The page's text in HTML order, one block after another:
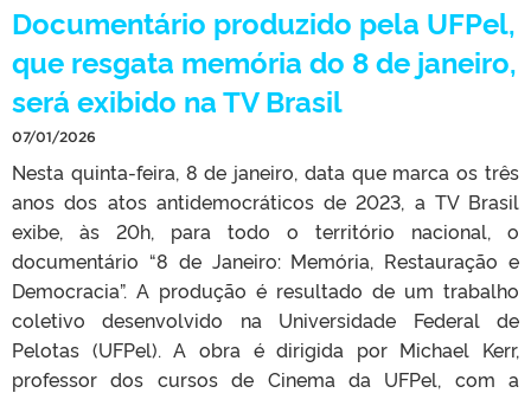
Documentário produzido pela UFPel,
que resgata memória do 8 de janeiro,
será exibido na TV Brasil
07/01/2026
Nesta quinta-feira, 8 de janeiro, data que marca os três
anos dos atos antidemocráticos de 2023, a TV Brasil
exibe, às 20h, para todo o território nacional, o
documentário “8 de Janeiro: Memória, Restauração e
Democracia”. A produção é resultado de um trabalho
coletivo desenvolvido na Universidade Federal de
Pelotas (UFPel). A obra é dirigida por Michael Kerr,
professor dos cursos de Cinema da UFPel, com a